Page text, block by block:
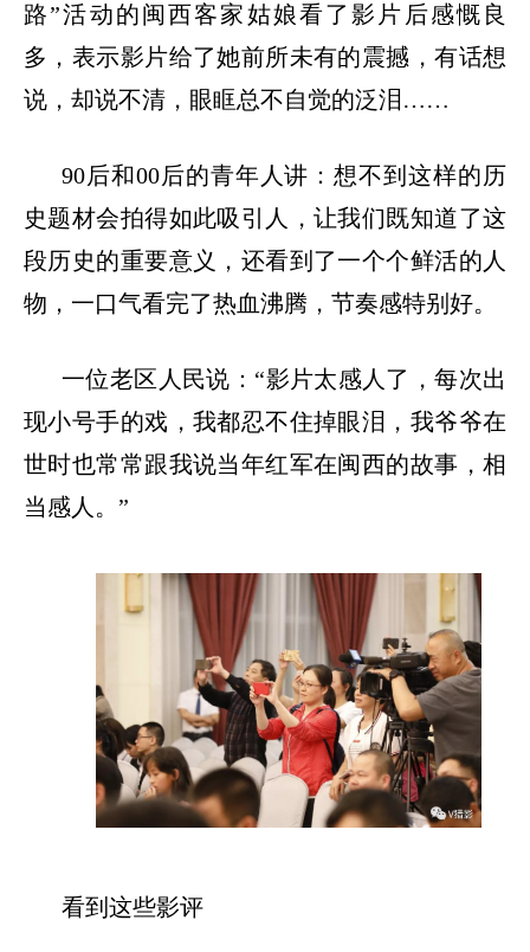
路”活动的闽西客家姑娘看了影片后感慨良
多，表示影片给了她前所未有的震撼，有话想
说，却说不清，眼眶总不自觉的泛泪……
90后和00后的青年人讲：想不到这样的历
史题材会拍得如此吸引人，让我们既知道了这
段历史的重要意义，还看到了一个个鲜活的人
物，一口气看完了热血沸腾，节奏感特别好。
一位老区人民说： “影片太感人了，每次出
现小号手的戏，我都忍不住掉眼泪，我爷爷在
世时也常常跟我说当年红军在闽西的故事，相
当感人。”
看到这些影评